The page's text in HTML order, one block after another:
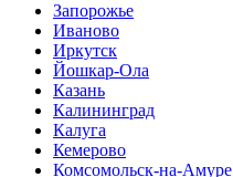
Запорожье
Иваново
Иркутск
Йошкар-Ола
Казань
Калининград
Калуга
Кемерово
Комсомольск-на-Амуре